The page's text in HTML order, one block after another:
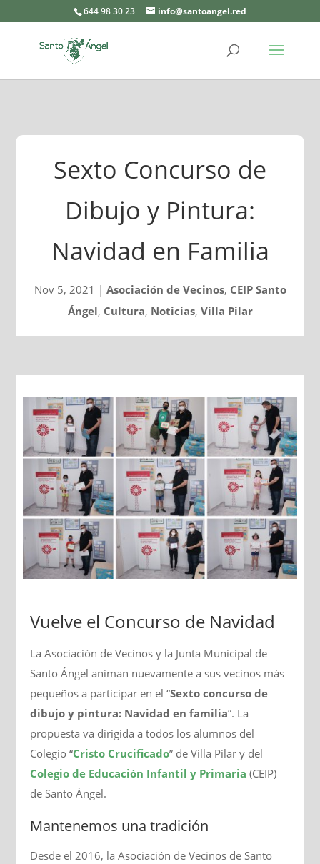
644 98 30 23 info@santoangel.red
Sexto Concurso de
Dibujo y Pintura:
Navidad en Familia
Nov 5, 2021 | Asociación de Vecinos, CEIP Santo
Ángel, Cultura, Noticias, Villa Pilar
Vuelve el Concurso de Navidad
La Asociación de Vecinos y la Junta Municipal de
Santo Ángel animan nuevamente a sus vecinos más
pequeños a participar en el “Sexto concurso de
dibujo y pintura: Navidad en familia”. La
propuesta va dirigida a todos los alumnos del
Colegio “Cristo Crucificado” de Villa Pilar y del
Colegio de Educación Infantil y Primaria (CEIP)
de Santo Ángel.
Mantenemos una tradición
Desde el 2016, la Asociación de Vecinos de Santo